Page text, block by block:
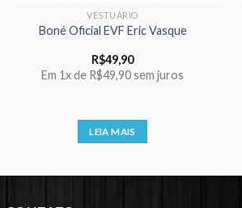
VESTUÁRIO
Boné Oficial EVF Eric Vasque
R$49,90
Em 1xde R$49,90sem juros
LEIA MAIS